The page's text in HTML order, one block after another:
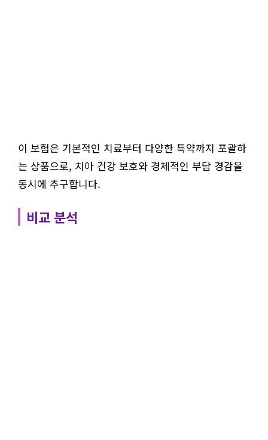
이 보험은 기본적인 치료부터 다양한 특약까지 포괄하
는 상품으로, 치아 건강 보호와 경제적인 부담 경감을
동시에 추구합니다.
비교 분석